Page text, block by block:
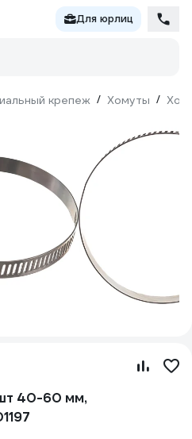
Для юрлиц
крепеж / Хомуты /
40-60 мм,